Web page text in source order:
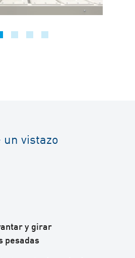
un vistazo
y girar
pesadas